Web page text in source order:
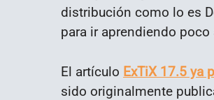
distribución como lo es
para ir aprendiendo
El artículo ExTiX 17.5 ya
sido originalmente